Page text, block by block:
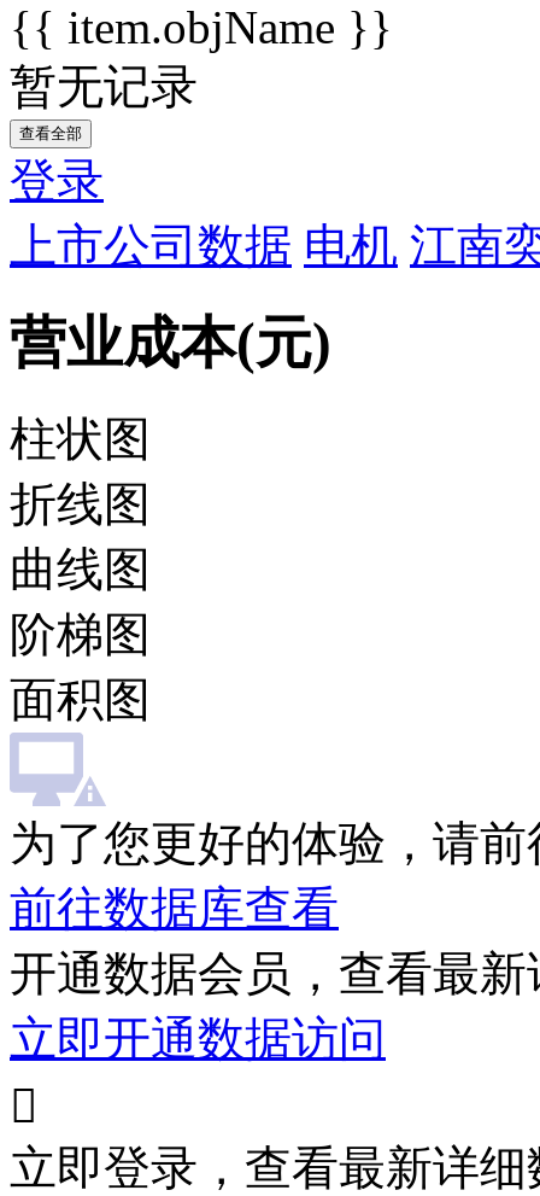
{{ item.objName }}
暂无记录
查看全部
登录
上市公司数据 电机 江南
营业成本(元)
柱状图
折线图
曲线图
阶梯图
面积图
为了您更好的体验，请
前往数据库查看
开通数据会员，查看最
立即开通数据访问

立即登录，查看最新详细